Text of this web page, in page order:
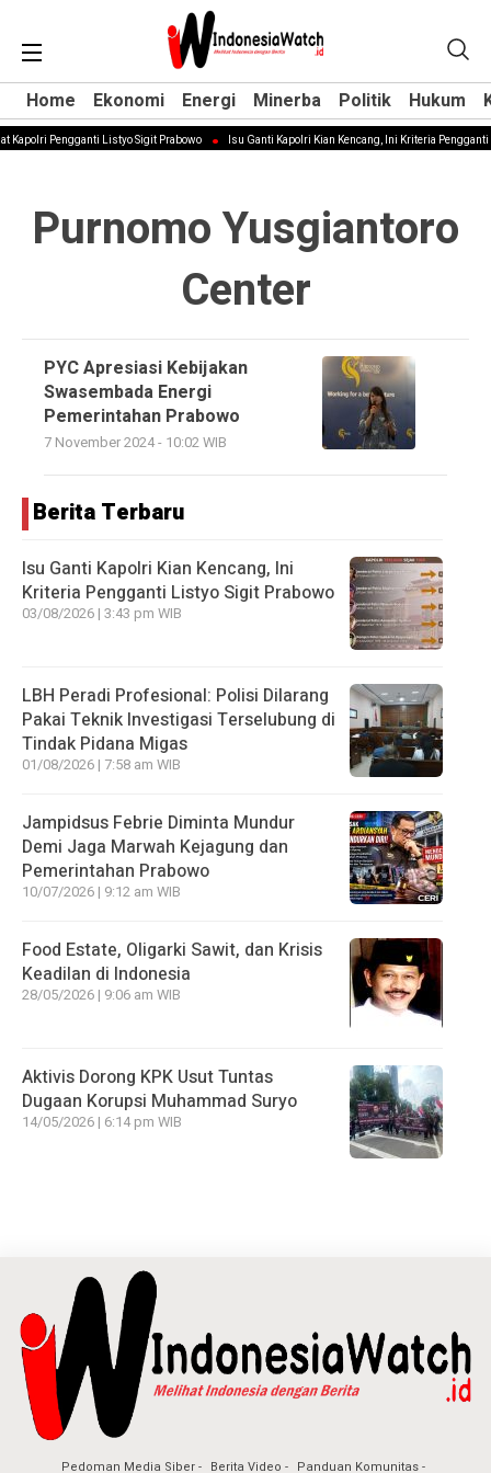
Home Ekonomi Energi Minerba Politik Hukum
Home Ekonomi Energi Minerba Politik Hukum
Kapolri Pengganti Listyo Sigit Prabowo Isu Ganti Kapolri Kian Kencang, Ini Kriteria Pengganti
Purnomo Yusgiantoro
Center
PYC Apresiasi Kebijakan
Swasembada Energi
Pemerintahan Prabowo
7 November 2024 - 10:02 WIB
Berita Terbaru
Isu Ganti Kapolri Kian Kencang, Ini
Kriteria Pengganti Listyo Sigit Prabowo
03/08/2026 | 3:43 pm WIB
LBH Peradi Profesional: Polisi Dilarang
Pakai Teknik Investigasi Terselubung di
Tindak Pidana Migas
01/08/2026 | 7:58 am WIB
Jampidsus Febrie Diminta Mundur
Demi Jaga Marwah Kejagung dan
Pemerintahan Prabowo
10/07/2026 | 9:12 am WIB
Food Estate, Oligarki Sawit, dan Krisis
Keadilan di Indonesia
28/05/2026 | 9:06 am WIB
Aktivis Dorong KPK Usut Tuntas
Dugaan Korupsi Muhammad Suryo
14/05/2026 | 6:14 pm WIB
Pedoman Media Siber Berita Video Panduan Komunitas